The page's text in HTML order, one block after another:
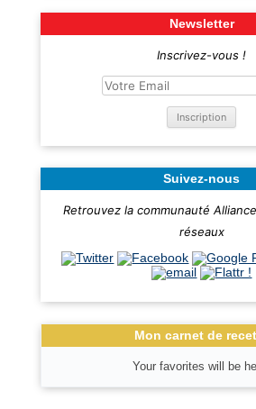
Newsletter
Inscrivez-vous !
Suivez-nous
Retrouvez la communauté
réseaux
Mon carnet de
Your favorites will be